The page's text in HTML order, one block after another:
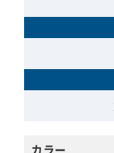
カラー